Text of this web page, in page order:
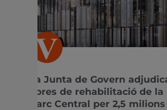
La Junta de Govern
obres de rehabilitació de la
Parc Central per 2,5 milions